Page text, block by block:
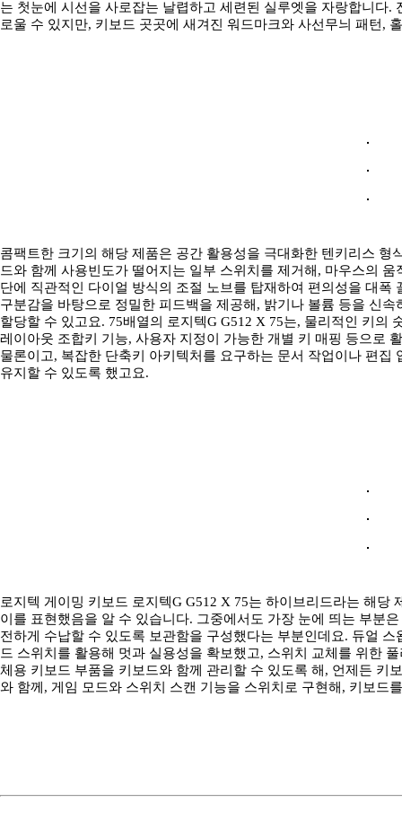
는 첫눈에 시선을 사로잡는 날렵하고 세련된 실루엣을 자랑합니다
로울 수 있지만, 키보드 곳곳에 새겨진 워드마크와 사선무늬 패턴,
콤팩트한 크기의 해당 제품은 공간 활용성을 극대화한 텐키리스
드와 함께 사용빈도가 떨어지는 일부 스위치를 제거해, 마우스의
단에 직관적인 다이얼 방식의 조절 노브를 탑재하여 편의성을 대
구분감을 바탕으로 정밀한 피드백을 제공해, 밝기나 볼륨 등을 신
할당할 수 있고요. 75배열의 로지텍G G512 X 75는, 물리적인 키의
레이아웃 조합키 기능, 사용자 지정이 가능한 개별 키 매핑 등으로
물론이고, 복잡한 단축키 아키텍처를 요구하는 문서 작업이나 편
유지할 수 있도록 했고요.
로지텍 게이밍 키보드 로지텍G G512 X 75는 하이브리드라는 해당
이를 표현했음을 알 수 있습니다. 그중에서도 가장 눈에 띄는 부분
전하게 수납할 수 있도록 보관함을 구성했다는 부분인데요. 듀얼
드 스위치를 활용해 멋과 실용성을 확보했고, 스위치 교체를 위한
체용 키보드 부품을 키보드와 함께 관리할 수 있도록 해, 언제든 키
와 함께, 게임 모드와 스위치 스캔 기능을 스위치로 구현해, 키보드